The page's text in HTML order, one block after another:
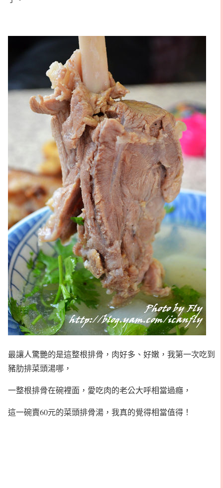
最讓人驚艷的是這整根排骨，肉好多、好嫩，我第一次吃到
豬肋排菜頭湯哪，
一整根排骨在碗裡面，愛吃肉的老公大呼相當過癮，
這一碗賣60元的菜頭排骨湯，我真的覺得相當值得！